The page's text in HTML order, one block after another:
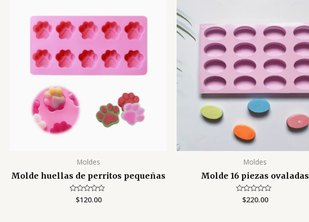
Moldes
Molde huellas de perritos pequeñas
Valorado
con
$120.00
Moldes
Molde 16 piezas ovaladas
Valorado
con
$220.00